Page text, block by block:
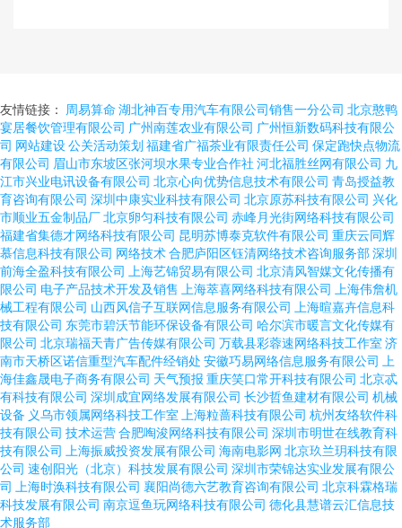
友情链接： 周易算命 湖北神百专用汽车有限公司销售一分公司 北京憨鸭
宴居餐饮管理有限公司 广州南莲农业有限公司 广州恒新数码科技有限公
司 网站建设公关活动策划 福建省广福茶业有限责任公司 保定跑快点物流
有限公司 眉山市东坡区张河坝水果专业合作社 河北福胜丝网有限公司 九
江市兴业电讯设备有限公司 北京心向优势信息技术有限公司 青岛授益教
育咨询有限公司 深圳中康实业科技有限公司 北京原苏科技有限公司 兴化
市顺业五金制品厂北京卵匀科技有限公司 赤峰月光街网络科技有限公司
福建省集德才网络科技有限公司 昆明苏博泰克软件有限公司 重庆云同辉
慕信息科技有限公司 网络技术合肥庐阳区钰清网络技术咨询服务部深圳
前海全盈科技有限公司
上海艺锦贸易有限公司 北京清风智媒文化传播有
限公司 电子产品技术开发及销售 上海萃喜网络科技有限公司
上海伟詹机
械工程有限公司 山西风信子互联网信息服务有限公司
上海暄嘉卉信息科
技有限公司 东莞市碧沃节能环保设备有限公司 哈尔滨市暖言文化传媒有
限公司 北京瑞福天青广告传媒有限公司 万载县彩蓉速网络科技工作室 济
南市天桥区诺信重型汽车配件经销处 安徽巧易网络信息服务有限公司
上
海佳鑫晟电子商务有限公司 天气预报 重庆笑口常开科技有限公司 北京忒
有科技有限公司 深圳成宜网络发展有限公司 长沙哲鱼建材有限公司 机械
设备 义乌市领属网络科技工作室 上海粒蔷科技有限公司 杭州友络软件科
技有限公司 技术运营合肥啕浚网络科技有限公司 深圳市明世在线教育科
技有限公司
上海振威投资发展有限公司 海南电影网 北京玖兰玥科技有限
公司 速创阳光（北京）科技发展有限公司 深圳市荣锦达实业发展有限公
司
上海时涣科技有限公司 襄阳尚德六艺教育咨询有限公司 北京科霖格瑞
科技发展有限公司 南京逗鱼玩网络科技有限公司 德化县慧谱云汇信息技
术服务部